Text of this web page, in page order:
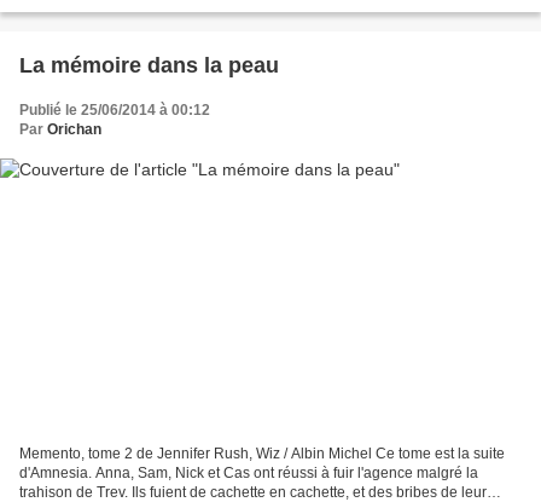
La mémoire dans la peau
Publié le 25/06/2014 à 00:12
Par Orichan
Memento, tome 2 de Jennifer Rush, Wiz / Albin Michel Ce tome est la suite
d'Amnesia. Anna, Sam, Nick et Cas ont réussi à fuir l'agence malgré la
trahison de Trev. Ils fuient de cachette en cachette, et des bribes de leur